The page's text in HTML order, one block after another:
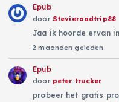
Epub
door Stevieroadtrip88
Jaa ik hoorde ervan
2 maanden geleden
Epub
door peter trucker
probeer het gratis